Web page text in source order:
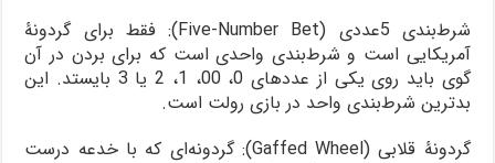
شرط‌بندی 5عددی (Five-Number Bet): فقط برای گردونۀ
آمریکایی است و شرط‌بندی واحدی است که برای بردن در آن
گوی باید روی یکی از عددهای 0، 00، 1، 2 یا 3 بایستد. این
بدترین شرط‌بندی واحد در بازی رولت است.
گردونۀ قلابی (Gaffed Wheel): گردونه‌ای که با خدعه درست